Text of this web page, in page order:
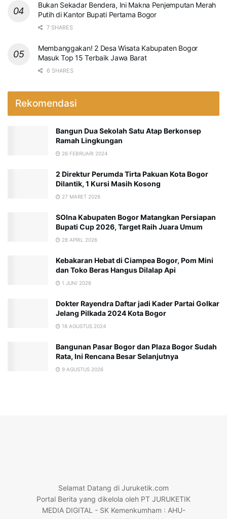
Bukan Sekadar Bendera, Ini Makna Penjemputan Merah
Putih di Kantor Bupati Pertama Bogor
7 SHARES
Membanggakan! 2 Desa Wisata Kabupaten Bogor
Masuk Top 15 Terbaik Jawa Barat
6 SHARES
Rekomendasi
Bangun Dua Sekolah Satu Atap Berkonsep
Ramah Lingkungan
26 FEBRUARI 2024
2 Direktur Perumda Tirta Pakuan Kota Bogor
Dilantik, 1 Kursi Masih Kosong
27 MARET 2026
SOIna Kabupaten Bogor Matangkan Persiapan
Bupati Cup 2026, Target Raih Juara Umum
28 APRIL 2026
Kebakaran Hebat di Ciampea Bogor, Pom Mini
dan Toko Beras Hangus Dilalap Api
1 JUNI 2026
Dokter Rayendra Daftar jadi Kader Partai Golkar
Jelang Pilkada 2024 Kota Bogor
18 AGUSTUS 2024
Bangunan Pasar Bogor dan Plaza Bogor Sudah
Rata, Ini Rencana Besar Selanjutnya
9 AGUSTUS 2026
Selamat Datang di Juruketik.com
Portal Berita yang dikelola oleh PT JURUKETIK
MEDIA DIGITAL - SK Kemenkumham : AHU-